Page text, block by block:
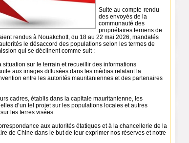
Suite au compte-rendu
des envoyés de la
communauté des
propriétaires terriens de
rendus à Nouakchott, du 18 au 22 mai 2026, mandatés
le désaccord des populations selon les termes de
qui se déclinent comme suit :
situation sur le terrain et recueillir des informations
aux images diffusées dans les médias relatant la
entre les autorités mauritaniennes et des partenaires
cadres, établis dans la capitale mauritanienne, les
d’un tel projet sur les populations locales et autres
les terres visées.
aux autorités étatiques et à la chancellerie de la
de Chine dans le but de leur exprimer nos réserves et notre